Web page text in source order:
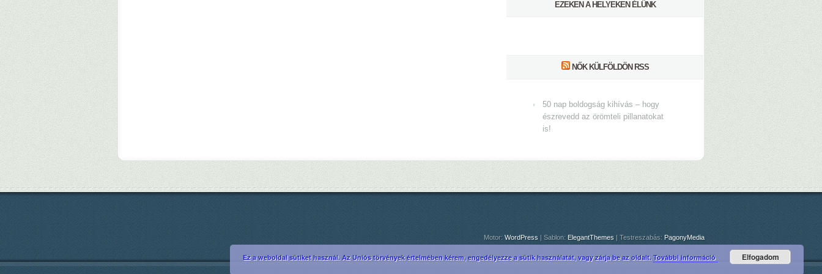
EZEKEN A HELYEKEN ÉLÜNK
NŐK KÜLFÖLDÖN RSS
50 nap boldogság kihívás – hogy
észrevedd az örömteli pillanatokat
is!
Motor: WordPress | Sablon: ElegantThemes | Testreszabás: PagonyMedia
Ez a weboldal sütiket használ. Az Uniós törvények értelmében kérem, engedélyezze a sütik használatát, vagy zárja be az oldalt. További információ Elfogadom